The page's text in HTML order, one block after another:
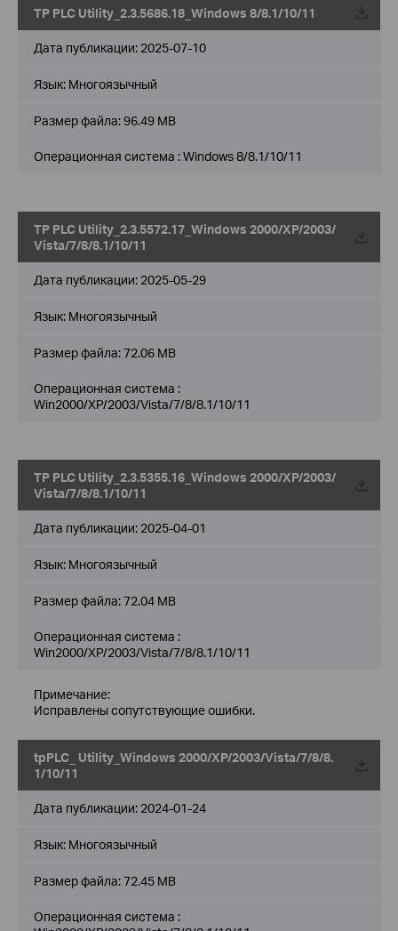
TP PLC Utility_2.3.5686.18_Windows 8/8.1/10/11
Дата публикации: 2025-07-10
Язык: Многоязычный
Размер файла:96.49 MB
Операционная система : Windows 8/8.1/10/11
TP PLC Utility_2.3.5572.17_Windows 2000/XP/2003/
Vista/7/8/8.1/10/11
Дата публикации: 2025-05-29
Язык: Многоязычный
Размер файла:72.06 MB
Операционная система :
Win2000/XP/2003/Vista/7/8/8.1/10/11
TP PLC Utility_2.3.5355.16_Windows 2000/XP/2003/
Vista/7/8/8.1/10/11
Дата публикации: 2025-04-01
Язык: Многоязычный
Размер файла:72.04 MB
Операционная система :
Win2000/XP/2003/Vista/7/8/8.1/10/11
Примечание:
Исправлены сопутствующие ошибки.
tpPLC_ Utility_Windows 2000/XP/2003/Vista/7/8/8.
1/10/11
Дата публикации: 2024-01-24
Язык: Многоязычный
Размер файла:72.45 MB
Операционная система :